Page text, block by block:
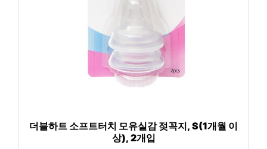
더블하트 소프트터치 모유실감 젖꼭지, S(1개월 이
상), 2개입